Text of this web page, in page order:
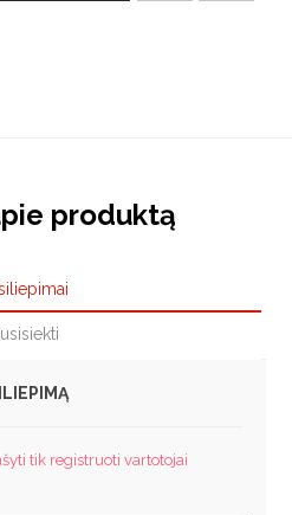
produktą
tik registruoti vartotojai